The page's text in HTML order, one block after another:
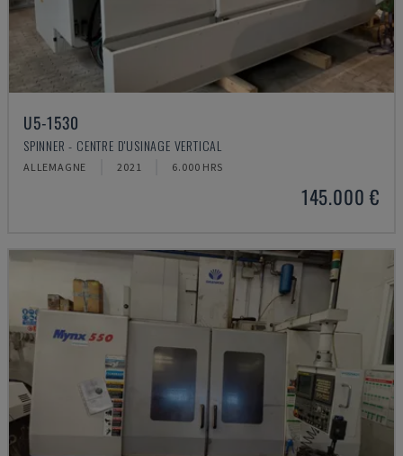
U5-1530
SPINNER - CENTRE D'USINAGE VERTICAL
ALLEMAGNE 2021 6.000 HRS
145.000 €